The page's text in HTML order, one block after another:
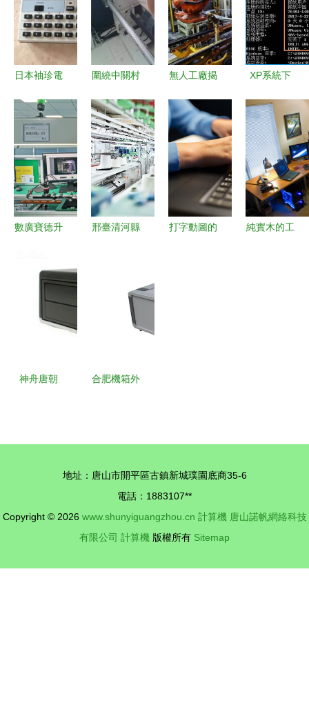
日本袖珍電
南 代購、
價格與二手
選購攻略
圍繞中關村
無人工廠揭
造圖景
XP系統下
算機配置信
息 三種簡
單有效的方
法
數廣寶德升
決方案 點
亮廣西制造
邢臺清河縣
住大訂單”
成為標配
打字動圖的
純實木的工
神舟唐朝
合肥機箱外
地址：唐山市開平區古鎮新城璞園底商35-6
電話：1883107**
Copyright © 2026 www.shunyiguangzhou.cn 計算機 唐山諾帆網絡科技
有限公司 計算機 版權所有 Sitemap